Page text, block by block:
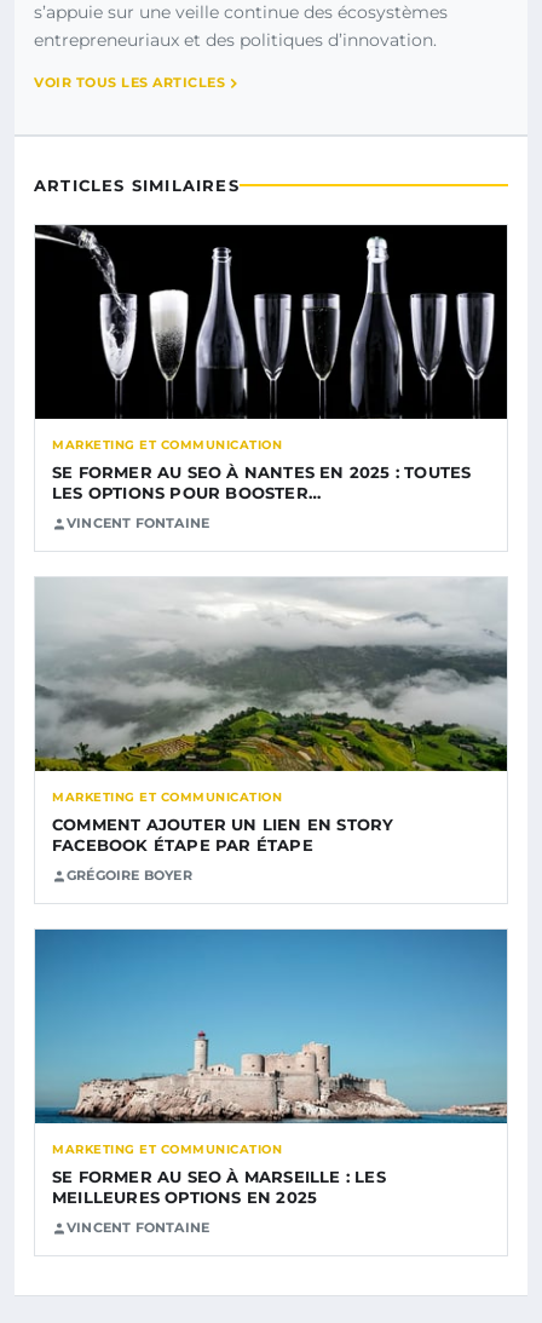
s’appuie sur une veille continue des écosystèmes
entrepreneuriaux et des politiques d’innovation.
VOIR TOUS LES ARTICLES
ARTICLES SIMILAIRES
MARKETING ET COMMUNICATION
SE FORMER AU SEO À NANTES EN 2025 : TOUTES
LES OPTIONS POUR BOOSTER…
VINCENT FONTAINE
MARKETING ET COMMUNICATION
COMMENT AJOUTER UN LIEN EN STORY
FACEBOOK ÉTAPE PAR ÉTAPE
GRÉGOIRE BOYER
MARKETING ET COMMUNICATION
SE FORMER AU SEO À MARSEILLE : LES
MEILLEURES OPTIONS EN 2025
VINCENT FONTAINE